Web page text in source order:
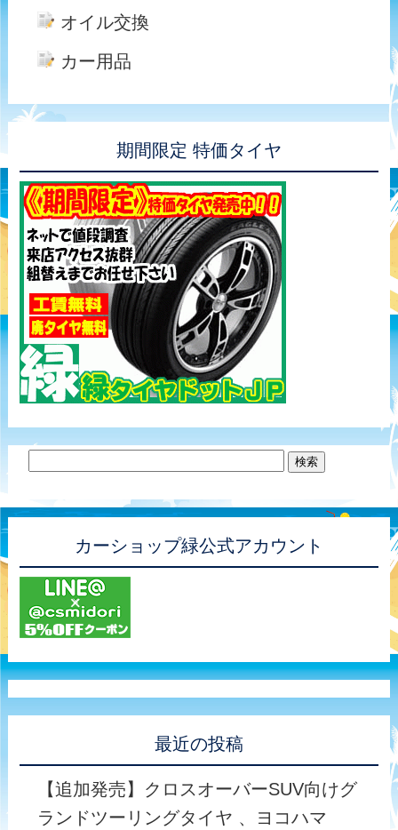
オイル交換
カー用品
期間限定 特価タイヤ
カーショップ緑公式アカウント
最近の投稿
【追加発売】クロスオーバーSUV向けグ
ランドツーリングタイヤ 、ヨコハマ